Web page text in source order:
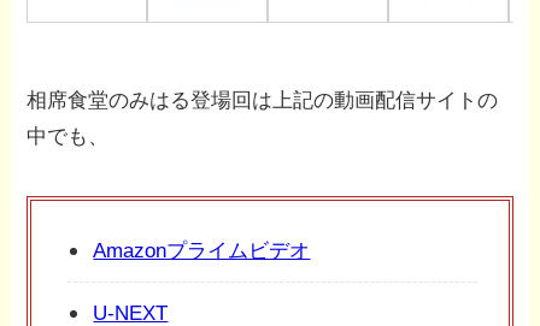
相席食堂のみはる登場回は上記の動画配信サイトの
中でも、
Amazonプライムビデオ
U-NEXT